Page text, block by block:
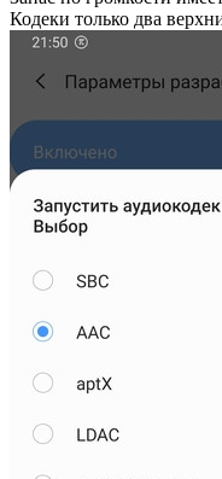
Кодеки только два